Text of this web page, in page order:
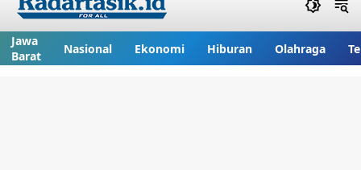
Jawa
Barat
Nasional Ekonomi Hiburan Olahraga